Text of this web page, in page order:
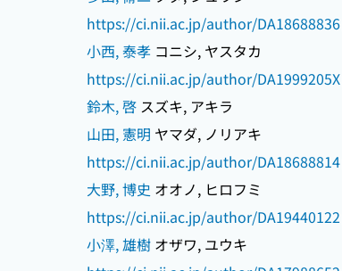
https://ci.nii.ac.jp/author/DA18688836
小西, 泰孝 コニシ, ヤスタカ
https://ci.nii.ac.jp/author/DA1999205X
鈴木, 啓 スズキ, アキラ
山田, 憲明 ヤマダ, ノリアキ
https://ci.nii.ac.jp/author/DA18688814
大野, 博史 オオノ, ヒロフミ
https://ci.nii.ac.jp/author/DA19440122
小澤, 雄樹 オザワ, ユウキ